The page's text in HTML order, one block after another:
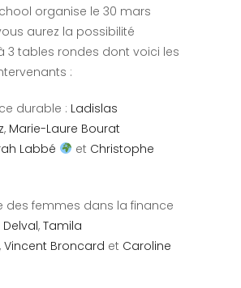
organise le 30 mars
aurez la possibilité
3 tables rondes dont voici les
:
durable : Ladislas
, Marie-Laure Bourat
Labbé et Christophe
des femmes dans la finance
, Tamila
, Vincent Broncard et Caroline